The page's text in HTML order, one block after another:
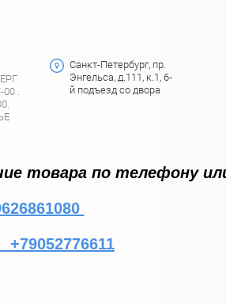
.
Санкт-Петербург, пр.
Энгельса, д.111, к.1, 6-
й подъезд со двора
товара по телефону